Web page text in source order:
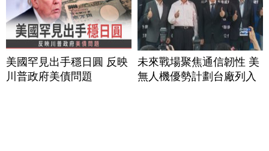
美國罕見出手穩日圓 反映
川普政府美債問題
未來戰場聚焦通信韌性 美
無人機優勢計劃台廠列入